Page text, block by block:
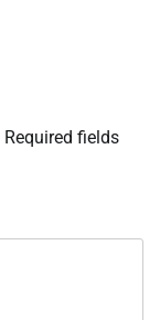
Required fields